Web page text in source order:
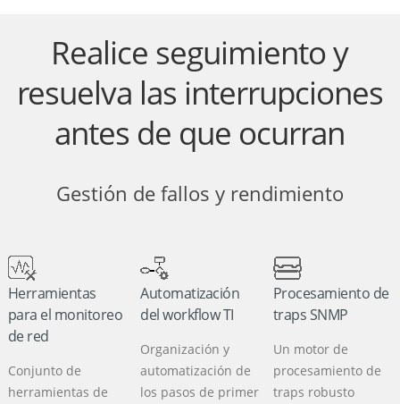
Realice seguimiento y
resuelva las interrupciones
antes de que ocurran
Gestión de fallos y rendimiento
Herramientas
para el monitoreo
de red
Conjunto de
herramientas de
Automatización
del workflow TI
Organización y
automatización de
los pasos de primer
Procesamiento de
traps SNMP
Un motor de
procesamiento de
traps robusto